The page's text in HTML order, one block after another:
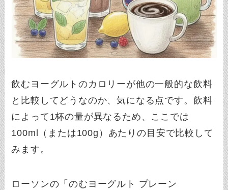
飲むヨーグルトのカロリーが他の一般的な飲料
と比較してどうなのか、気になる点です。飲料
によって1杯の量が異なるため、ここでは
100ml（または100g）あたりの目安で比較して
みます。
ローソンの「のむヨーグルト プレーン